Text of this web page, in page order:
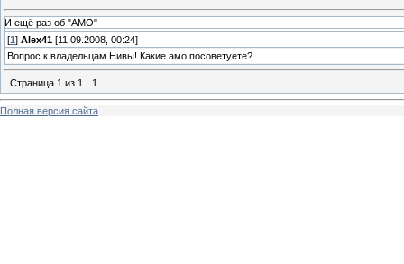
И ещё раз об "АМО"
[1] Alex41 [11.09.2008, 00:24]
Вопрос к владельцам Нивы! Какие амо посоветуете?
Страница 1 из 1 1
Полная версия сайта